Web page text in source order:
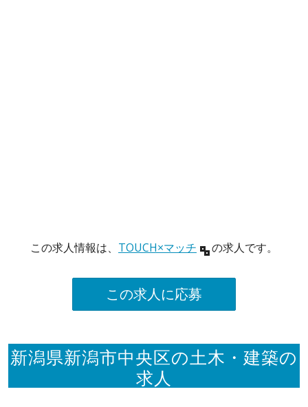
この求人情報は、 TOUCH×マッチ の求人です。
この求人に応募
新潟県新潟市中央区の土木・建築の
求人